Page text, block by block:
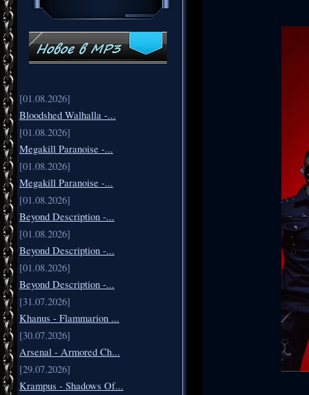
[01.08.2026]
Bloodshed Walhalla -...
[01.08.2026]
Megakill Paranoise -...
[01.08.2026]
Megakill Paranoise -...
[01.08.2026]
Beyond Description -...
[01.08.2026]
Beyond Description -...
[01.08.2026]
Beyond Description -...
[31.07.2026]
Khanus - Flammarion ...
[30.07.2026]
Arsenal - Armored Ch...
[29.07.2026]
Krampus - Shadows Of...